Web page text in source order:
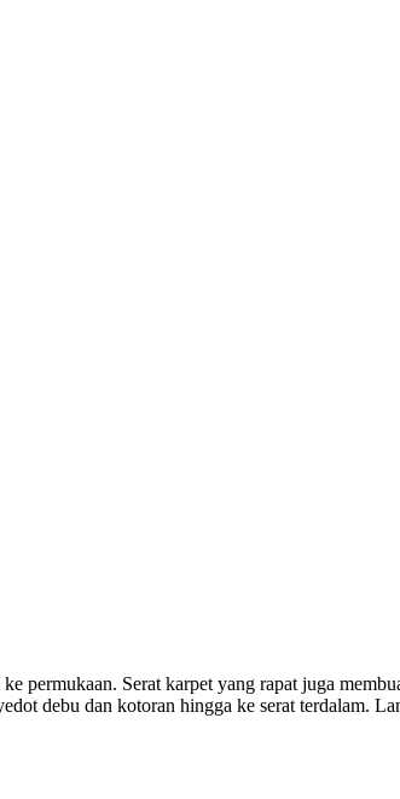
permukaan. Serat karpet yang rapat juga
debu dan kotoran hingga ke serat terdalam.